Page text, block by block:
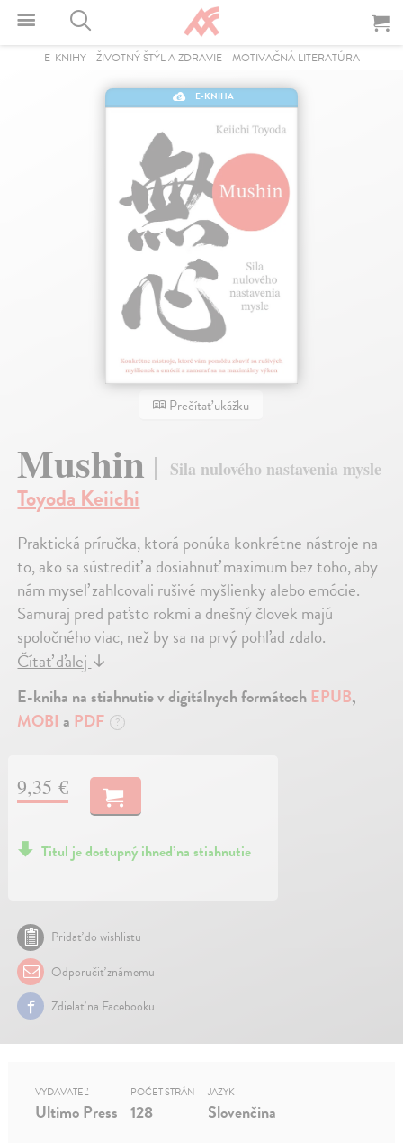
E-KNIHY- ŽIVOTNÝ ŠTÝL A ZDRAVIE- MOTIVAČNÁ LITERATÚRA
E-KNIHA
Prečítať ukážku
Mushin Sila nulového nastavenia mysle
Toyoda Keiichi
Praktická príručka, ktorá ponúka konkrétne nástroje na
to, ako sa sústrediť a dosiahnuť maximum bez toho, aby
nám myseľ zahlcovali rušivé myšlienky alebo emócie.
Samuraj pred päťsto rokmi a dnešný človek majú
spoločného viac, než by sa na prvý pohľad zdalo.
Čítať ďalej↓
E-kniha na stiahnutie v digitálnych formátoch EPUB,
MOBI a PDF ?
9,35 €
Titul je dostupný ihneď na stiahnutie
Pridať do wishlistu
Odporučiť známemu
Zdielať na Facebooku
VYDAVATEĽ
Ultimo Press
POČET STRÁN
128
JAZYK
Slovenčina